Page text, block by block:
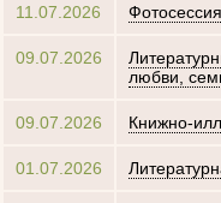
11.07.2026
09.07.2026
любви,
09.07.2026 Книжно-
01.07.2026